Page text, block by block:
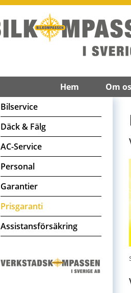
Hem Om
Bilservice
Däck & Fälg
AC-Service
Personal
Garantier
Prisgaranti
Assistansförsäkring